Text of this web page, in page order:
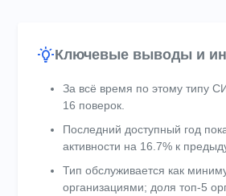
Ключевые выводы и
За всё время по этому типу
16 поверок.
Последний доступный год
активности на 16.7% к
Тип обслуживается как
организациями; доля топ-5